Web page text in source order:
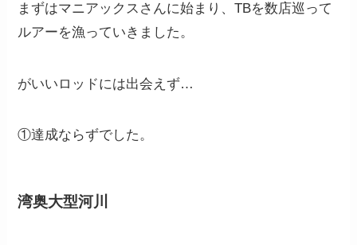
まずはマニアックスさんに始まり、TBを数店巡って
ルアーを漁っていきました。
がいいロッドには出会えず…
①達成ならずでした。
湾奥大型河川